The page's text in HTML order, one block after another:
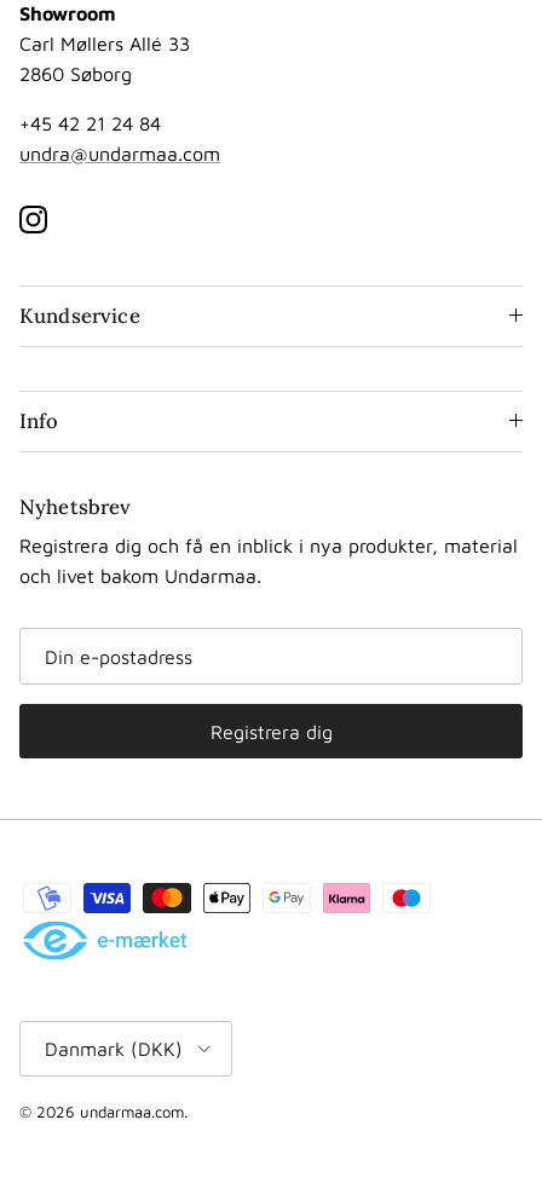
Showroom
Carl Møllers Allé 33
2860 Søborg
+45 42 21 24 84
undra@undarmaa.com
Instagram
Kundservice
Info
Nyhetsbrev
Registrera dig och få en inblick i nya produkter, material
och livet bakom Undarmaa.
Registrera dig
Danmark (DKK)
© 2026 undarmaa.com.